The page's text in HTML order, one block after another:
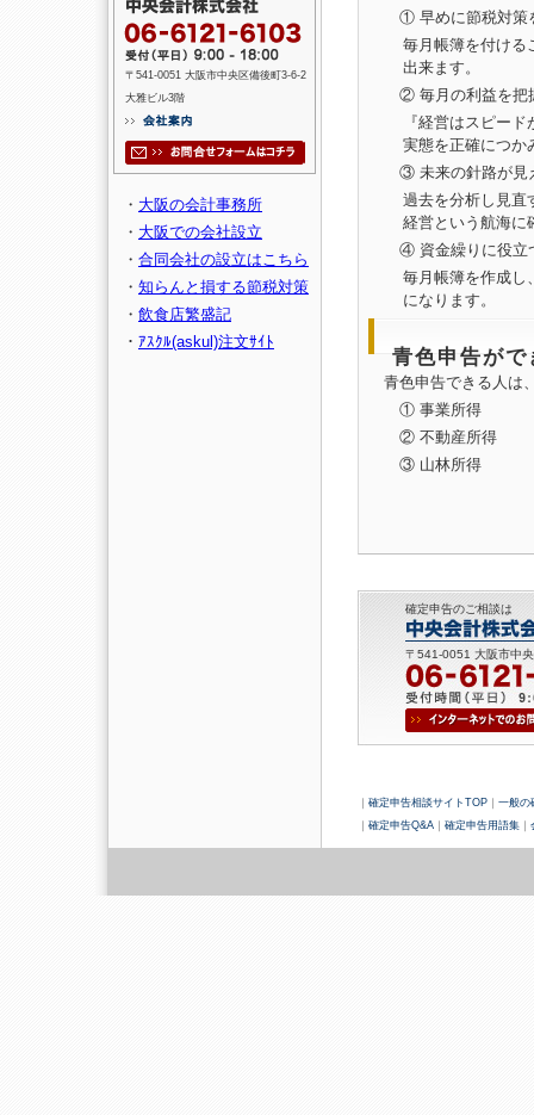
〒541-0051 大阪市中央区備後町3-6-2
大雅ビル3階
・ 大阪の会計事務所
・ 大阪での会社設立
・ 合同会社の設立はこちら
・ 知らんと損する節税対策
・ 飲食店繁盛記
・ ｱｽｸﾙ(askul)注文ｻｲﾄ
① 早めに節税対策
毎月帳簿を付ける
出来ます。
② 毎月の利益を把
『経営はスピー
実態を正確につか
③ 未来の針路が見
過去を分析し見直
経営という航海に
④ 資金繰りに役立
毎月帳簿を作成し
になります。
青色申告がで
青色申告できる人は
① 事業所得
② 不動産所得
③ 山林所得
確定申告のご相談は
〒541-0051 大阪市中
確定申告相談サイトTOP
一般の
確定申告Q&A 確定申告用語集